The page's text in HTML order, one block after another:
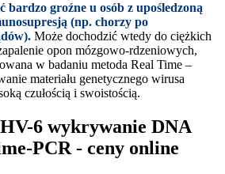
bardzo groźne u osób z upośledzoną
(np. chorzy po
Może dochodzić wtedy do ciężkich
opon mózgowo-rdzeniowych,
w badaniu metoda Real Time –
materiału genetycznego wirusa
czułością i swoistością.
6 wykrywanie DNA
PCR - ceny online